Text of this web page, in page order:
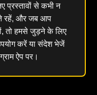
प्रस्तावों से कभी न
रहें, और जब आप
तो हमसे जुड़ने के लिए
करें या संदेश भेजें
ऐप पर।